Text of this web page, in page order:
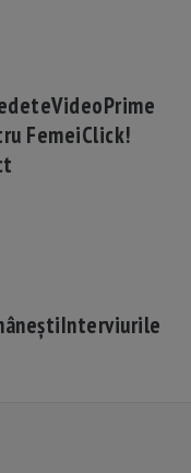
VideoPrime
FemeiClick!
Interviurile